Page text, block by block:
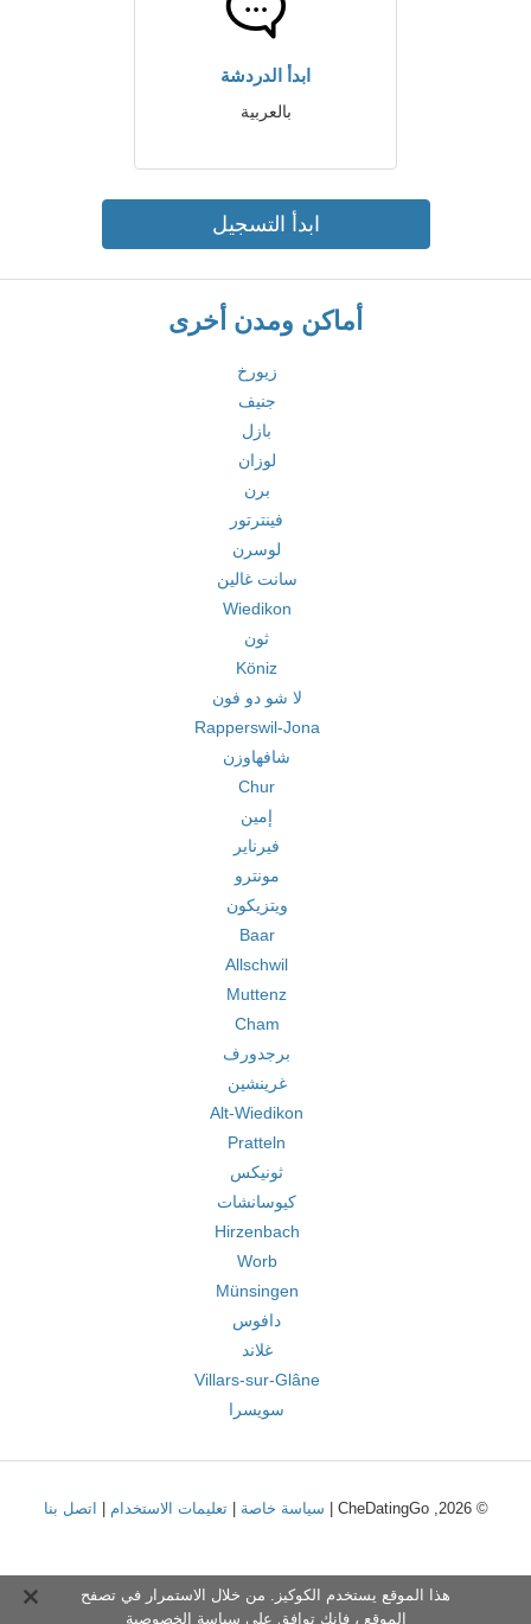
ابدأ الدردشة
بالعربية
ابدأ التسجيل
أماكن ومدن أخرى
زيورخ
جنيف
بازل
لوزان
برن
فينترتور
لوسرن
سانت غالين
Wiedikon
ثون
Köniz
لا شو دو فون
Rapperswil-Jona
شافهاوزن
Chur
إمين
فيرناير
مونترو
ويتزيكون
Baar
Allschwil
Muttenz
Cham
برجدورف
غرينشين
Alt-Wiedikon
Pratteln
ثونيكس
كيوسانشات
Hirzenbach
Worb
Münsingen
دافوس
غلاند
Villars-sur-Glâne
سويسرا
© 2026, CheDatingGo | سياسة خاصة |تعليمات الاستخدام اتصل بنا
هذا الموقع يستخدم الكوكيز. من خلال الاستمرار في تصفح
الموقع ، فإنك توافق على سياسة الخصوصية